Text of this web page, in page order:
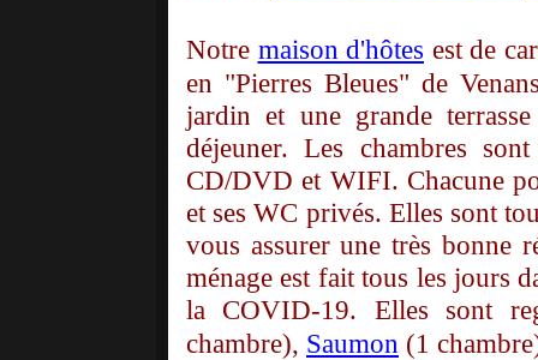
Notre maison d'hôtes est de
en "Pierres Bleues" de
jardin et une grande
déjeuner. Les chambres
CD/DVD et WIFI. Chacune
et ses WC privés. Elles sont
vous assurer une très bonne
ménage est fait tous les jours
la COVID-19. Elles sont
chambre), Saumon (1